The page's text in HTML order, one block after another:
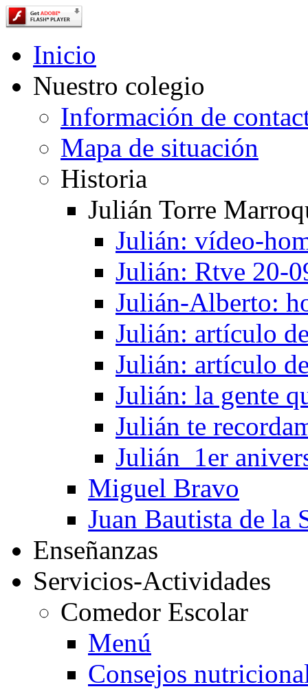
Inicio
Nuestro colegio
Información de
Mapa de situación
Historia
Julián Torre
Julián: vídeo-
Julián: Rtve 20-
Julián-Alberto:
Julián: artículo
Julián: artículo
Julián: la gente
Julián te
Julián_1er
Miguel Bravo
Juan Bautista de la
Enseñanzas
Servicios-Actividades
Comedor Escolar
Menú
Consejos